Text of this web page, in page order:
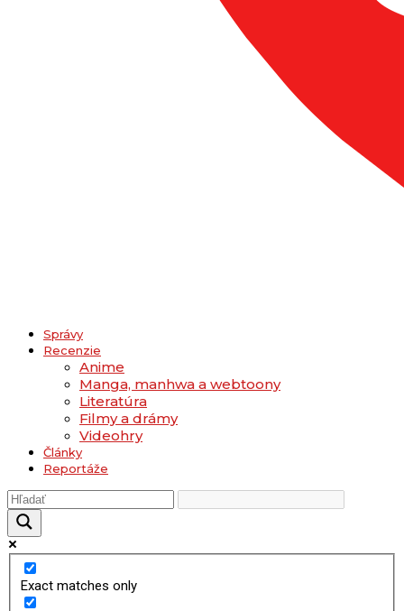
Správy
Recenzie
Anime
Manga, manhwa a webtoony
Literatúra
Filmy a drámy
Videohry
Články
Reportáže
Exact matches only